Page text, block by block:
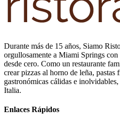
Durante más de 15 años, Siamo
orgullosamente a Miami Springs con
desde cero. Como un restaurante
crear pizzas al horno de leña, pastas
gastronómicas cálidas e
Italia.
Enlaces Rápidos